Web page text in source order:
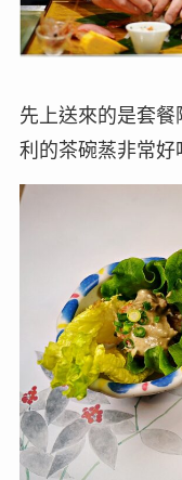
先上送來的是套
利的茶碗蒸非常好